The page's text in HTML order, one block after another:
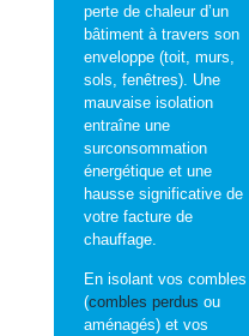
perte de chaleur d’un
bâtiment à travers son
enveloppe (toit, murs,
sols, fenêtres). Une
mauvaise isolation
entraîne une
surconsommation
énergétique et une
hausse significative de
votre facture de
chauffage.
En isolant vos combles
(combles perdus ou
aménagés) et vos